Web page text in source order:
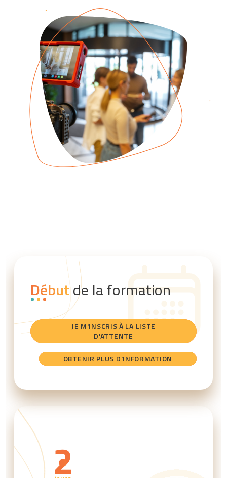
2
Débutde la formation
JE M'INSCRIS À LA LISTE
D'ATTENTE
OBTENIR PLUS D'INFORMATION